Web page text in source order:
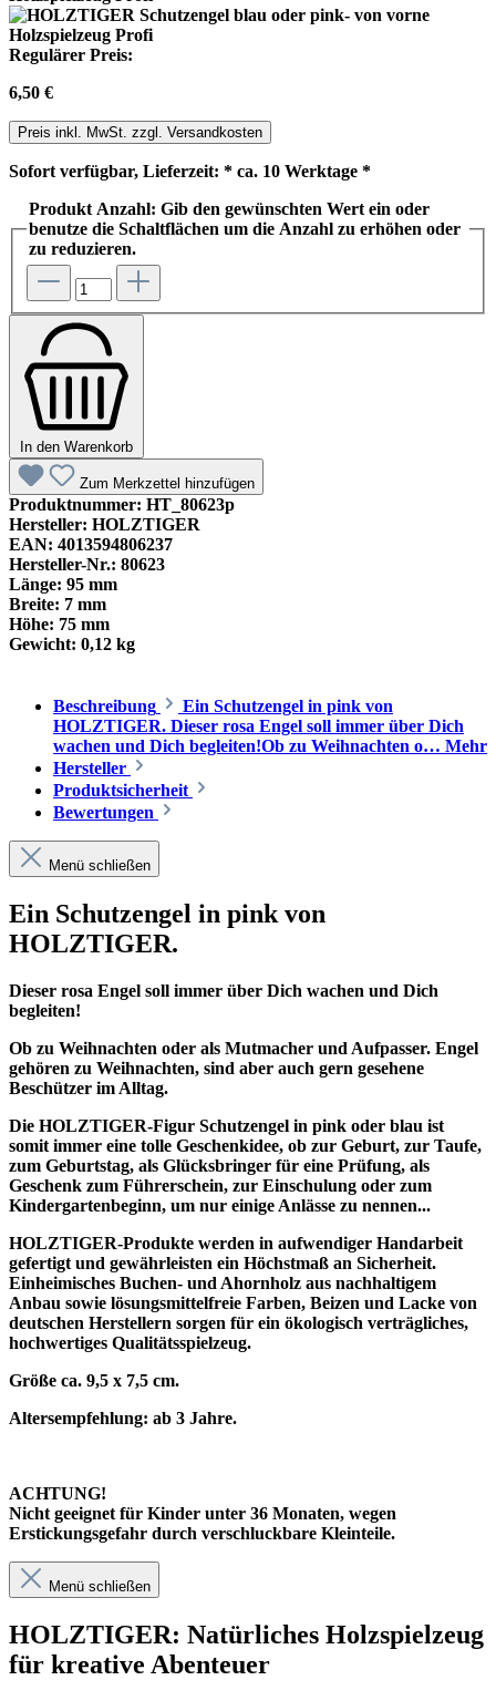
Regulärer Preis:
6,50 €
Preis inkl. MwSt. zzgl. Versandkosten
Sofort verfügbar, Lieferzeit: * ca. 10 Werktage *
Produkt Anzahl: Gib den gewünschten Wert ein oder
benutze die Schaltflächen um die Anzahl zu erhöhen oder
zu reduzieren.
In den Warenkorb
Zum Merkzettel hinzufügen
Produktnummer: HT_80623p
Hersteller: HOLZTIGER
EAN: 4013594806237
Hersteller-Nr.: 80623
Länge: 95 mm
Breite: 7 mm
Höhe: 75 mm
Gewicht: 0,12 kg
Beschreibung
Ein Schutzengel in pink von
HOLZTIGER. Dieser rosa Engel soll immer über Dich
wachen und Dich begleiten!Ob zu Weihnachten o… Mehr
Hersteller
Produktsicherheit
Bewertungen
Menü schließen
Ein Schutzengel in pink von
HOLZTIGER.
Dieser rosa Engel soll immer über Dich wachen und Dich
begleiten!
Ob zu Weihnachten oder als Mutmacher und Aufpasser. Engel
gehören zu Weihnachten, sind aber auch gern gesehene
Beschützer im Alltag.
Die HOLZTIGER-Figur Schutzengel in pink oder blau ist
somit immer eine tolle Geschenkidee, ob zur Geburt, zur Taufe,
zum Geburtstag, als Glücksbringer für eine Prüfung, als
Geschenk zum Führerschein, zur Einschulung oder zum
Kindergartenbeginn, um nur einige Anlässe zu nennen...
HOLZTIGER-Produkte werden in aufwendiger Handarbeit
gefertigt und gewährleisten ein Höchstmaß an Sicherheit.
Einheimisches Buchen- und Ahornholz aus nachhaltigem
Anbau sowie lösungsmittelfreie Farben, Beizen und Lacke von
deutschen Herstellern sorgen für ein ökologisch verträgliches,
hochwertiges Qualitätsspielzeug.
Größe ca. 9,5 x 7,5 cm.
Altersempfehlung: ab 3 Jahre.
ACHTUNG!
Nicht geeignet für Kinder unter 36 Monaten, wegen
Erstickungsgefahr durch verschluckbare Kleinteile.
Menü schließen
HOLZTIGER: Natürliches Holzspielzeug
für kreative Abenteuer